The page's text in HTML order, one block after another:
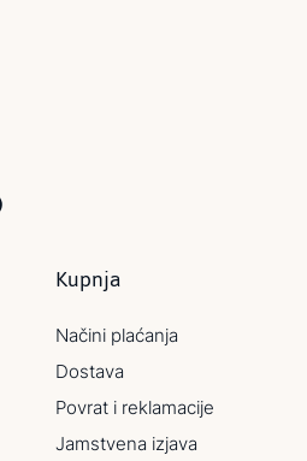
Kupnja
Načini plaćanja
Dostava
Povrat i reklamacije
Jamstvena izjava